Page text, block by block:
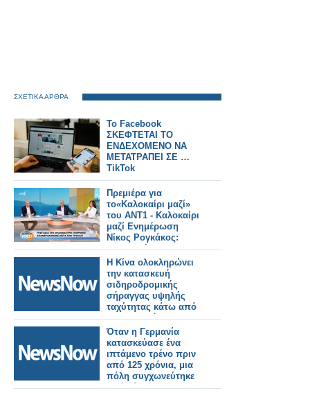
ΣΧΕΤΙΚΑ ΑΡΘΡΑ
Το Facebook
ΣΚΕΦΤΕΤΑΙ ΤΟ
ΕΝΔΕΧΟΜΕΝΟ ΝΑ
ΜΕΤΑΤΡΑΠΕΙ ΣΕ …
TikTok
Πρεμιέρα για
το«Καλοκαίρι μαζί»
του ΑΝΤ1 - Καλοκαίρι
μαζί Ενημέρωση
Νίκος Ρογκάκος:
«Επιλογή του
σταθμού είναι να
προχωρήσει την
ενημέρωση»
Η Κίνα ολοκληρώνει
την κατασκευή
σιδηροδρομικής
σήραγγας υψηλής
ταχύτητας κάτω από
τον ποταμό
Γιανγκτσέ.
Όταν η Γερμανία
κατασκεύασε ένα
ιπτάμενο τρένο πριν
από 125 χρόνια, μια
πόλη συγχωνεύτηκε
από κάτω του.